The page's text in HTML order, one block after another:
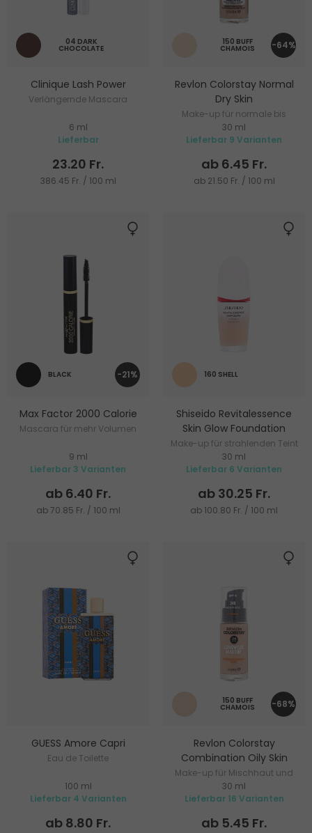
04 DARK
CHOCOLATE
Clinique Lash Power
Verlängernde Mascara
6 ml
Lieferbar
23.20 Fr.
386.45 Fr. / 100 ml
-64%
150 BUFF
CHAMOIS
Revlon Colorstay Normal
Dry Skin
Make-up für normale bis
trockene Haut
30 ml
Lieferbar 9 Varianten
ab 6.45 Fr.
ab 21.50 Fr. / 100 ml
-21%
BLACK
Max Factor 2000 Calorie
Mascara für mehr Volumen
9 ml
Lieferbar 3 Varianten
ab 6.40 Fr.
ab 70.85 Fr. / 100 ml
160 SHELL
Shiseido Revitalessence
Skin Glow Foundation
Make-up für strahlenden Teint
30 ml
Lieferbar 6 Varianten
ab 30.25 Fr.
ab 100.80 Fr. / 100 ml
GUESS Amore Capri
Eau de Toilette
100 ml
Lieferbar 4 Varianten
ab 8.80 Fr.
-68%
150 BUFF
CHAMOIS
Revlon Colorstay
Combination Oily Skin
Make-up für Mischhaut und
fettige Haut
30 ml
Lieferbar 16 Varianten
ab 5.45 Fr.